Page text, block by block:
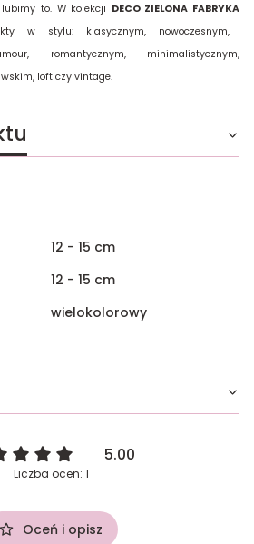
to. W kolekcji DECO ZIELONA FABRYKA
w stylu: klasycznym, nowoczesnym,
romantycznym, minimalistycznym,
loft czy vintage.
12 - 15 cm
12 - 15 cm
wielokolorowy
5.00
Liczba ocen: 1
Oceń i opisz